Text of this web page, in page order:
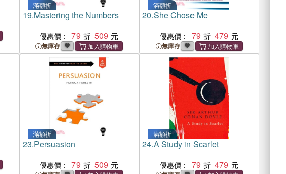
滿額折
19.Mastering the Numbers
優惠價： 79 509
無庫存
滿額折
20.She Chose Me
優惠價： 79 479
無庫存
滿額折
23.Persuasion
優惠價： 79 509
滿額折
24.A Study in Scarlet
優惠價： 79 479